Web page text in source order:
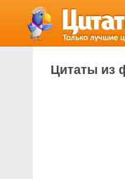
Цитаты из